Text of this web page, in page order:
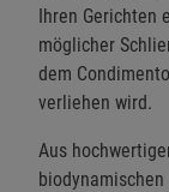
Ihren Gerichten
möglicher
dem
verliehen wird.
Aus